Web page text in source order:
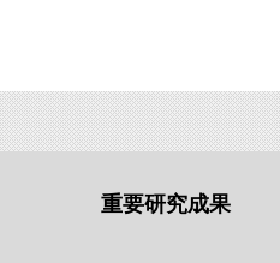
重要研究成果